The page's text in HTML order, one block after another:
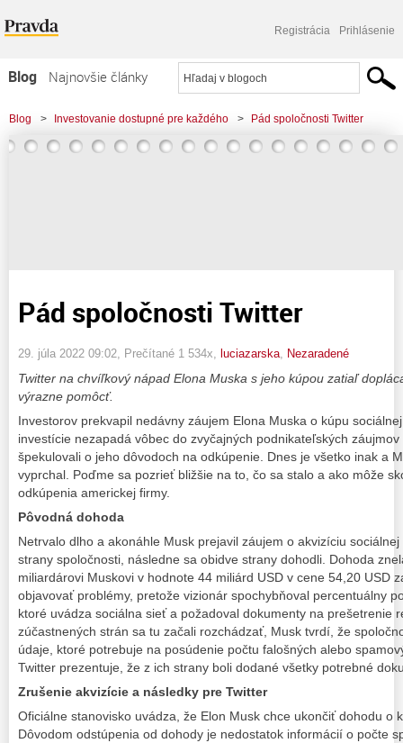
Registrácia Prihlásenie
Blog
Najnovšie články
Najčítanejšie články
Najkomentovanejšie články
Blog > Investovanie dostupné pre každého > Pád spoločnosti Twitter
Pád spoločnosti Twitter
29. júla 2022 09:02 , Prečítané 1 534x, luciazarska Nezaradené
Twitter na chvíľkový nápad Elona Muska s jeho kúpou zatiaľ
výrazne pomôcť.
Investorov prekvapil nedávny záujem Elona Muska o kúpu
investície nezapadá vôbec do zvyčajných podnikateľských
špekulovali o jeho dôvodoch na odkúpenie. Dnes je všetko inak a
vyprchal. Poďme sa pozrieť bližšie na to, čo sa stalo a ako môže
odkúpenia americkej firmy.
Pôvodná dohoda
Netrvalo dlho a akonáhle Musk prejavil záujem o akvizíciu
strany spoločnosti, následne sa obidve strany dohodli. Dohoda
miliardárovi Muskovi v hodnote 44 miliárd USD v cene 54,20 USD
objavovať problémy, pretože vizionár spochybňoval percentuálny
ktoré uvádza sociálna sieť a požadoval dokumenty na prešetrenie
zúčastnených strán sa tu začali rozchádzať, Musk tvrdí, že
údaje, ktoré potrebuje na posúdenie počtu falošných alebo
Twitter prezentuje, že z ich strany boli dodané všetky potrebné
Zrušenie akvizície a následky pre Twitter
Oficiálne stanovisko uvádza, že Elon Musk chce ukončiť dohodu o
Dôvodom odstúpenia od dohody je nedostatok informácií o počte